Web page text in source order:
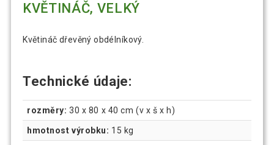
KVĚTINÁČ, VELKÝ
Květináč dřevěný obdélníkový.
Technické údaje:
rozměry: 30 x 80 x 40 cm (v x š x h)
hmotnost výrobku: 15 kg